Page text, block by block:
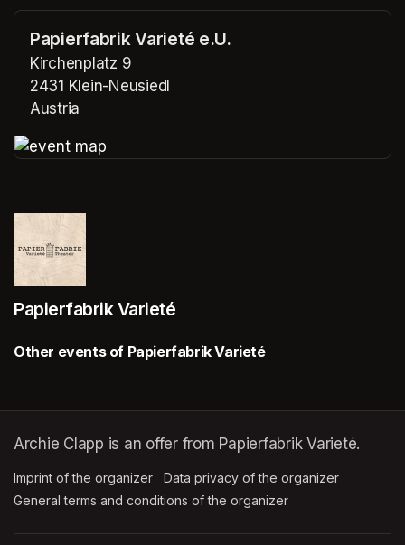
Papierfabrik Varieté e.U.
Kirchenplatz 9
2431 Klein-Neusiedl
Austria
Papierfabrik Varieté
Other events of Papierfabrik Varieté
Archie Clapp is an offer from Papierfabrik Varieté.
Imprint of the organizer (opens in a new tab)
Data privacy of the organizer
General terms and conditions of the organizer